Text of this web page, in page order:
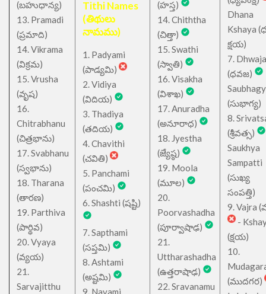
(బహుధాన్య)
13. Pramadi
(ప్రమాది)
14. Vikrama
(విక్రమ)
15. Vrusha
(వృష)
16.
Chitrabhanu
(చిత్రభాను)
17. Svabhanu
(స్వభాను)
18. Tharana
(తారణ)
19. Parthiva
(పార్థివ)
20. Vyaya
(వ్యయ)
21.
Sarvajitthu
Tithi Names
(తిథులు
నామము)
1. Padyami
(పాడ్యమి)
2. Vidiya
(విదియ)
3. Thadiya
(తదియ)
4. Chavithi
(చవితి)
5. Panchami
(పంచమి)
6. Shashti (షష్టి)
7. Sapthami
(సప్తమి)
8. Ashtami
(అష్టమి)
9. Navami
(హస్త)
14. Chiththa
(చిత్తా)
15. Swathi
(స్వాతి)
16. Visakha
(విశాఖ)
17. Anuradha
(అనూరాధ)
18. Jyestha
(జ్యేష్ఠ)
19. Moola
(మూల)
20.
Poorvashadha
(పూర్వాషాఢ)
21.
Uttharashadha
(ఉత్తరాషాఢ)
22. Sravanamu
Dhana
Kshaya
క్షయ)
7. Dhwaja
(ధవజ)
(సుభాగ్య)
8.
(శ్రీవత్స)
Saukhya
Sampatti
(సుఖ్య
సంపత్తి)
9. Vajra
-
(క్షయ)
10.
(ముదగర)